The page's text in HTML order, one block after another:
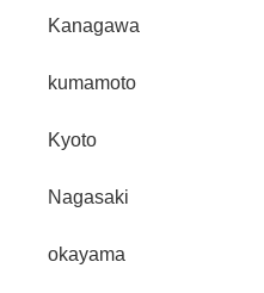
Kanagawa
kumamoto
Kyoto
Nagasaki
okayama